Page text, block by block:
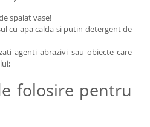
spalat vase!
cu apa calda si putin detergent de
agenti abrazivi sau obiecte care
folosire pentru